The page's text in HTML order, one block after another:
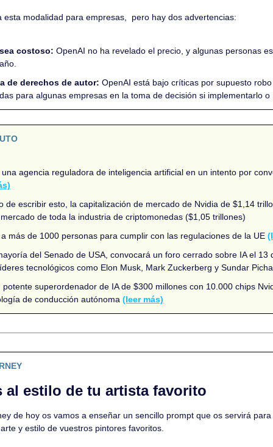
esta modalidad para empresas,  pero hay dos advertencias:
costoso: OpenAI no ha revelado el precio, y algunas personas
de derechos de autor: OpenAI está bajo críticas por supuesto
para algunas empresas en la toma de decisión si implementarlo o
agencia reguladora de inteligencia artificial en un intento por
de escribir esto, la capitalización de mercado de Nvidia de $1,14
de toda la industria de criptomonedas ($1,05 trillones)
más de 1000 personas para cumplir con las regulaciones de la UE
del Senado de USA, convocará un foro cerrado sobre IA el 13
tecnológicos como Elon Musk, Mark Zuckerberg y Sundar
potente superordenador de IA de $300 millones con 10.000 chips
de conducción autónoma (leer más)
al estilo de tu artista favorito
de hoy os vamos a enseñar un sencillo prompt que os servirá
y estilo de vuestros pintores favoritos.